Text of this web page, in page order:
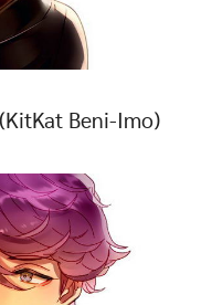
Beni-Imo)